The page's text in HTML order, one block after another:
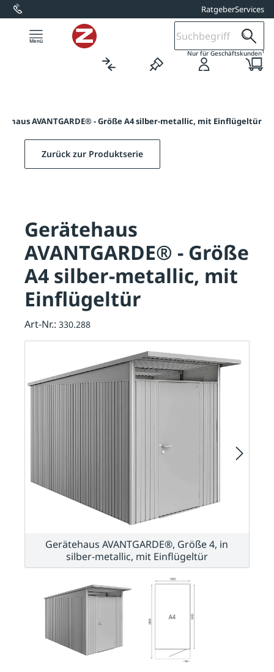
springen RatgeberServices
Nur für Geschäftskunden1
AVANTGARDE® - Größe A4 silber-metallic, mit Einflügeltür
Zurück zur Produktserie
Gerätehaus
AVANTGARDE® - Größe
A4 silber-metallic, mit
Einflügeltür
Art-Nr.: 330.288
Gerätehaus AVANTGARDE®, Größe 4, in
silber-metallic, mit Einflügeltür